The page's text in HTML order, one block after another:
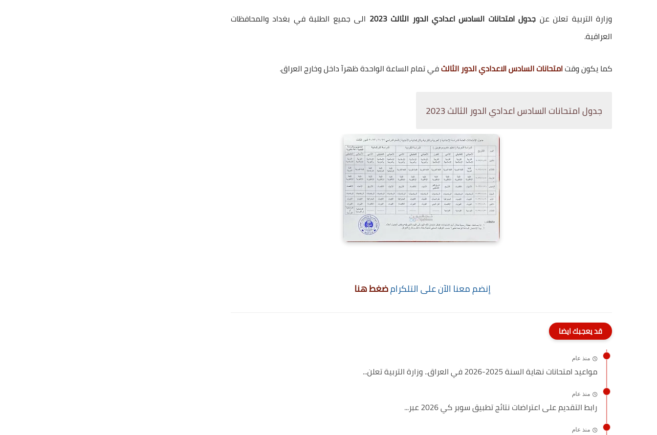
وزارة التربية تعلن عن جدول امتحانات السادس اعدادي الدور الثالث 2023
الى جميع الطلبة في بغداد والمحافظات
العراقية.
كما يكون وقتامتحانات السادس الاعدادي الدور الثالثفي تمام الساعة الواحدة ظهرآ داخل وخارج العراق.
جدول امتحانات السادس اعدادي الدور الثالث 2023
إنضم معنا الآن على التلكرامضغط هنا
قد يعجبك ايضا
منذ عام
مواعيد امتحانات نهاية السنة 2025-2026 في العراق.. وزارة التربية تعلن...
منذ عام
رابط التقديم على اعتراضات نتائج تطبيق سوبر كي 2026 عبر...
منذ عام